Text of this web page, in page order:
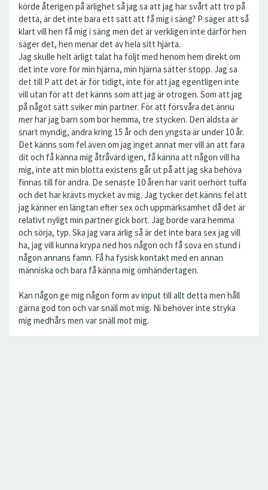
körde återigen på ärlighet så jag sa att jag har svårt att tro på
detta, är det inte bara ett sätt att få mig i säng? P säger att så
klart vill hen få mig i säng men det är verkligen inte därför hen
säger det, hen menar det av hela sitt hjärta.
Jag skulle helt ärligt talat ha följt med henom hem direkt om
det inte vore för min hjärna, min hjärna sätter stopp. Jag sa
det till P att det är för tidigt, inte för att jag egentligen inte
vill utan för att det känns som att jag är otrogen. Som att jag
på något sätt sviker min partner. För att försvåra det ännu
mer har jag barn som bor hemma, tre stycken. Den äldsta är
snart myndig, andra kring 15 år och den yngsta är under 10 år.
Det känns som fel även om jag inget annat mer vill än att fara
dit och få känna mig åtråvärd igen, få känna att någon vill ha
mig, inte att min blotta existens går ut på att jag ska behöva
finnas till för andra. De senaste 10 åren har varit oerhört tuffa
och det har krävts mycket av mig. Jag tycker det känns fel att
jag känner en längtan efter sex och uppmärksamhet då det är
relativt nyligt min partner gick bort. Jag borde vara hemma
och sörja, typ. Ska jag vara ärlig så är det inte bara sex jag vill
ha, jag vill kunna krypa ned hos någon och få sova en stund i
någon annans famn. Få ha fysisk kontakt med en annan
människa och bara få känna mig omhändertagen.
Kan någon ge mig någon form av input till allt detta men håll
gärna god ton och var snäll mot mig. Ni behöver inte stryka
mig medhårs men var snäll mot mig.